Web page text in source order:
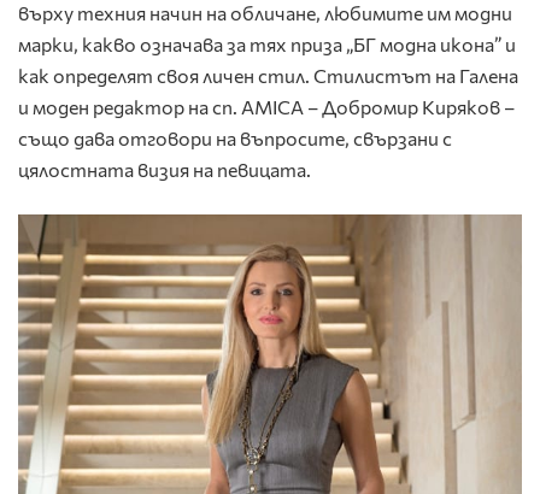
върху техния начин на обличане, любимите им модни
марки, какво означава за тях приза „БГ модна икона” и
как определят своя личен стил. Стилистът на Галена
и моден редактор на сп. AMICA – Добромир Киряков –
също дава отговори на въпросите, свързани с
цялостната визия на певицата.